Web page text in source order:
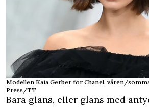
Modellen Kaia Gerber för Chanel, våren/
Press/TT
Bara glans, eller glans med